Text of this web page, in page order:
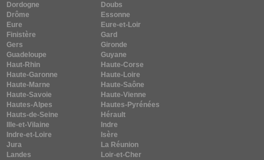
Dordogne
Doubs
Drôme
Essonne
Eure
Eure-et-Loir
Finistère
Gard
Gers
Gironde
Guadeloupe
Guyane
Haut-Rhin
Haute-Corse
Haute-Garonne
Haute-Loire
Haute-Marne
Haute-Saône
Haute-Savoie
Haute-Vienne
Hautes-Alpes
Hautes-Pyrénées
Hauts-de-Seine
Hérault
Ille-et-Vilaine
Indre
Indre-et-Loire
Isère
Jura
La Réunion
Landes
Loir-et-Cher